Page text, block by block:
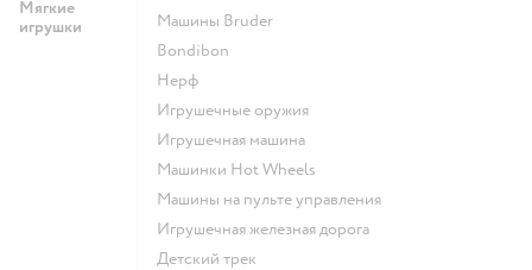
Мягкие
игрушки
Машины Bruder
Bondibon
Нерф
Игрушечные оружия
Игрушечная машина
Машинки Hot Wheels
Машины на пульте управления
Игрушечная железная дорога
Детский трек